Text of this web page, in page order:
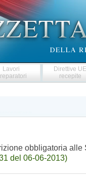
Lavori
Direttive
recepite
obbligatoria
del 06-06-2013)